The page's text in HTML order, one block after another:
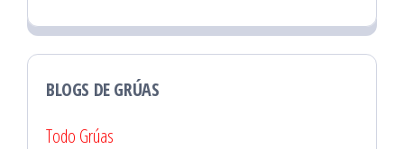
BLOGS DE GRÚAS
Todo Grúas